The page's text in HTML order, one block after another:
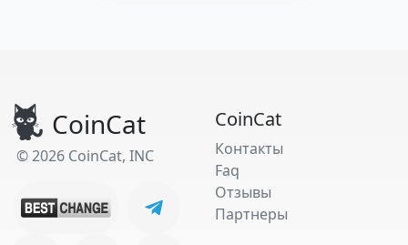
CoinCat
© 2026 CoinCat, INC
CoinCat
Контакты
Faq
Отзывы
Партнеры